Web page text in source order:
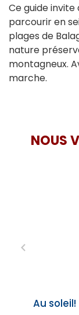
Ce guide invite
parcourir en
plages de
nature
montagneux.
marche.
NOUS
Au